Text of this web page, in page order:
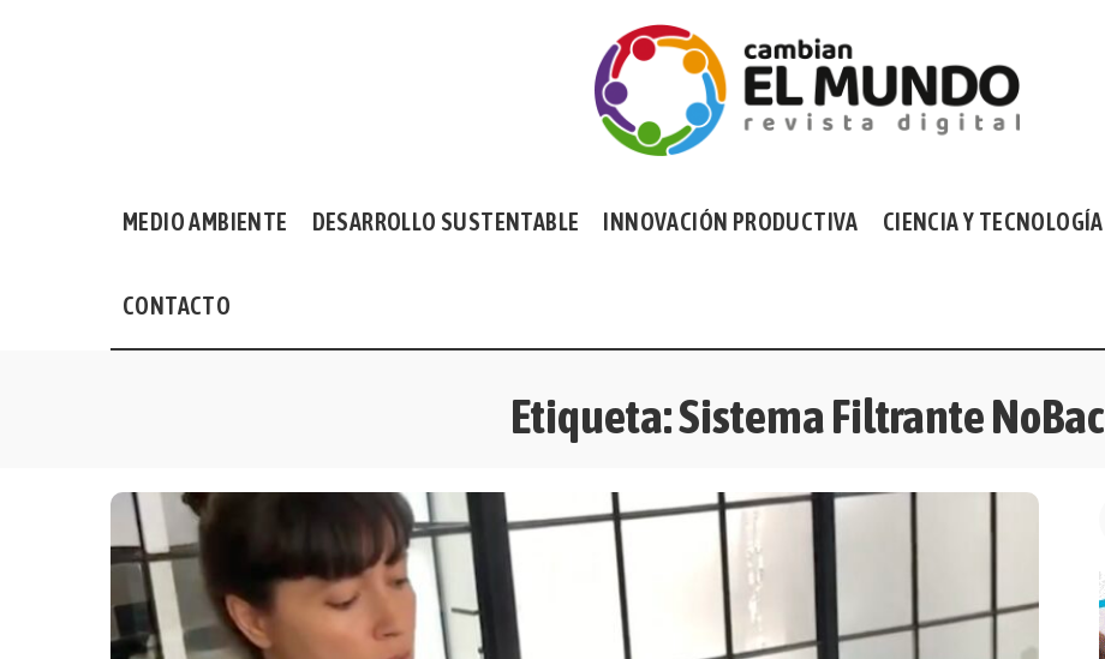
MEDIO AMBIENTE DESARROLLO SUSTENTABLE INNOVACIÓN PRODUCTIVA CIENCIA Y TECNOLOGÍA
CONTACTO
Etiqueta:Sistema Filtrante NoBac